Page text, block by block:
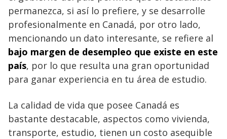
permanezca, si así lo prefiere, y se desarrolle
profesionalmente en Canadá, por otro lado,
mencionando un dato interesante, se refiere al
bajo margen de desempleo que existe en este
país, por lo que resulta una gran oportunidad
para ganar experiencia en tu área de estudio.
La calidad de vida que posee Canadá es
bastante destacable, aspectos como vivienda,
transporte, estudio, tienen un costo asequible